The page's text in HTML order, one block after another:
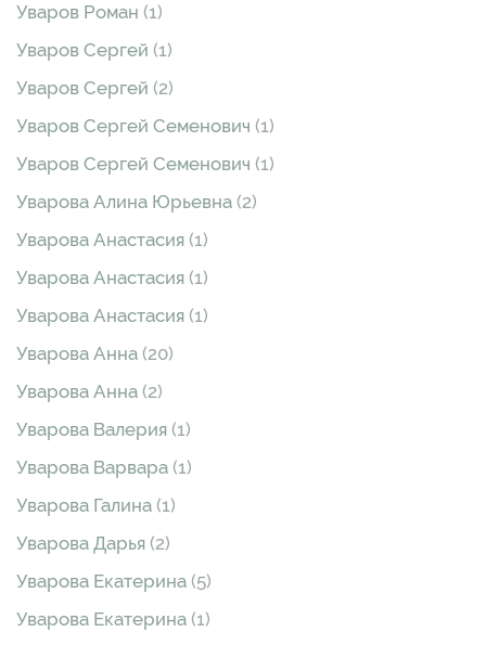
Уваров Роман (1)
Уваров Сергей (1)
Уваров Сергей (2)
Уваров Сергей Семенович (1)
Уваров Сергей Семенович (1)
Уварова Алина Юрьевна (2)
Уварова Анастасия (1)
Уварова Анастасия (1)
Уварова Анастасия (1)
Уварова Анна (20)
Уварова Анна (2)
Уварова Валерия (1)
Уварова Варвара (1)
Уварова Галина (1)
Уварова Дарья (2)
Уварова Екатерина (5)
Уварова Екатерина (1)